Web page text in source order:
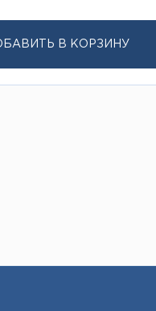
В КОРЗИНУ